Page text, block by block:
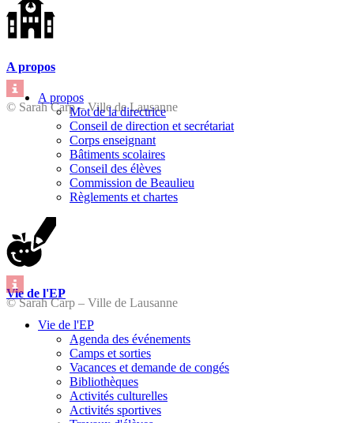
© Sarah Carp – Ville de Lausanne
© Sarah Carp – Ville de Lausanne
A propos
A propos
Mot de la directrice
Conseil de direction et secrétariat
Corps enseignant
Bâtiments scolaires
Conseil des élèves
Commission de Beaulieu
Règlements et chartes
Vie de l'EP
Vie de l'EP
Agenda des événements
Camps et sorties
Vacances et demande de congés
Bibliothèques
Activités culturelles
Activités sportives